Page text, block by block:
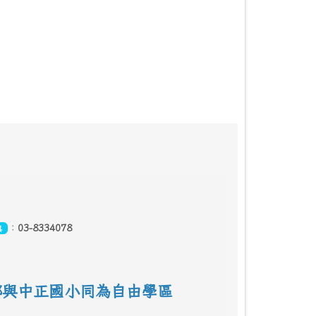
： 03-8334078
與中正國小同為自由學區